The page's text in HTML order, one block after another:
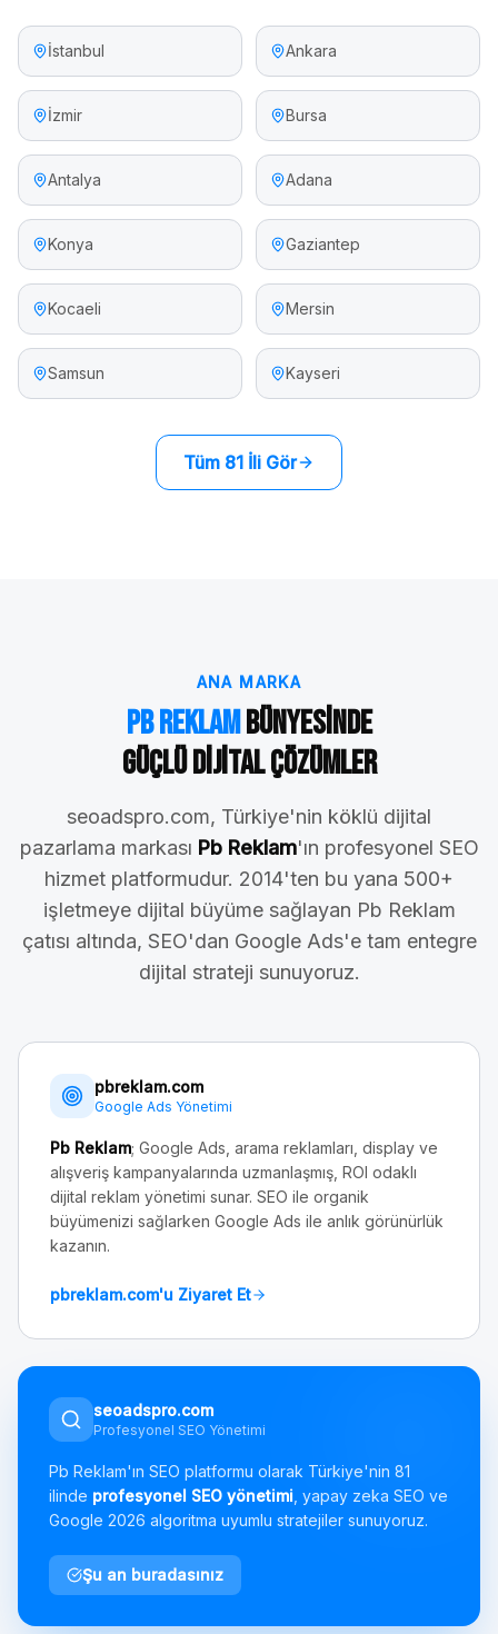
İstanbul Ankara
İzmir Bursa
Antalya Adana
Konya Gaziantep
Kocaeli Mersin
Samsun Kayseri
Tüm 81 İli Gör
ANA MARKA
Pb ReklamBünyesinde
Güçlü Dijital Çözümler
seoadspro.com, Türkiye'nin köklü dijital
pazarlama markası Pb Reklam'ın profesyonel SEO
hizmet platformudur. 2014'ten bu yana 500+
işletmeye dijital büyüme sağlayan Pb Reklam
çatısı altında, SEO'dan Google Ads'e tam entegre
dijital strateji sunuyoruz.
pbreklam.com
Google Ads Yönetimi
Pb Reklam; Google Ads, arama reklamları, display ve
alışveriş kampanyalarında uzmanlaşmış, ROI odaklı
dijital reklam yönetimi sunar. SEO ile organik
büyümenizi sağlarken Google Ads ile anlık görünürlük
kazanın.
pbreklam.com'u Ziyaret Et
seoadspro.com
Profesyonel SEO Yönetimi
Pb Reklam'ın SEO platformu olarak Türkiye'nin 81
ilinde profesyonel SEO yönetimi , yapay zeka SEO ve
Google 2026 algoritma uyumlu stratejiler sunuyoruz.
Şu an buradasınız